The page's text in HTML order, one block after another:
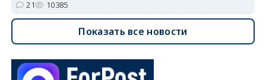
21 10385
Показать все новости